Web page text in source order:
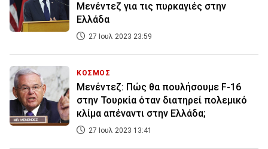
Μενέντεζ για τις πυρκαγιές στην
Ελλάδα
27 Ιουλ 2023 23:59
ΚΟΣΜΟΣ
Μενέντεζ: Πώς θα πουλήσουμε F-16
στην Τουρκία όταν διατηρεί πολεμικό
κλίμα απέναντι στην Ελλάδα;
27 Ιουλ 2023 13:41